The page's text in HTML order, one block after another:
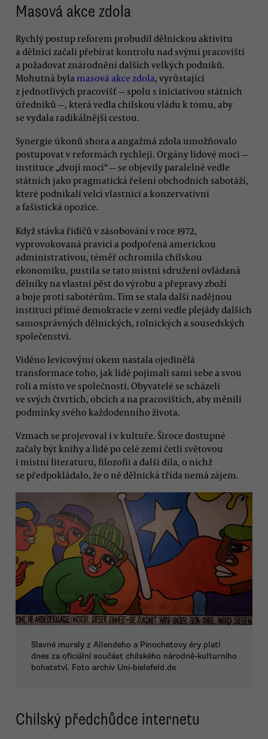
Masová akce zdola
Rychlý postup reforem probudil dělnickou aktivitu
a dělníci začali přebírat kontrolu nad svými pracovišti
a požadovat znárodnění dalších velkých podniků.
Mohutná byla masová akce zdola, vyrůstající
z jednotlivých pracovišť — spolu s iniciativou státních
úředníků —, která vedla chilskou vládu k tomu, aby
se vydala radikálnější cestou.
Synergie úkonů shora a angažmá zdola umožňovalo
postupovat v reformách rychleji. Orgány lidové moci —
instituce „dvojí moci“ — se objevily paralelně vedle
státních jako pragmatická řešení obchodních sabotáží,
které podnikali velcí vlastníci a konzervativní
a fašistická opozice.
Když stávka řidičů v zásobování v roce 1972,
vyprovokovaná pravicí a podpořená americkou
administrativou, téměř ochromila chilskou
ekonomiku, pustila se tato místní sdružení ovládaná
dělníky na vlastní pěst do výrobu a přepravy zboží
a boje proti sabotérům. Tím se stala další nadějnou
institucí přímé demokracie v zemi vedle plejády dalších
samosprávných dělnických, rolnických a sousedských
společenství.
Viděno levicovými okem nastala ojedinělá
transformace toho, jak lidé pojímali sami sebe a svou
roli a místo ve společnosti. Obyvatelé se scházeli
ve svých čtvrtích, obcích a na pracovištích, aby měnili
podmínky svého každodenního života.
Vzmach se projevoval i v kultuře. Široce dostupné
začaly být knihy a lidé po celé zemi četli světovou
i místní literaturu, filozofii a další díla, o nichž
se předpokládalo, že o ně dělnická třída nemá zájem.
Slavné muraly z Allendeho a Pinochetovy éry platí
dnes za oficiální součást chilského národně-kulturního
bohatství. Foto archiv Uni-bielefeld.de
Chilský předchůdce internetu